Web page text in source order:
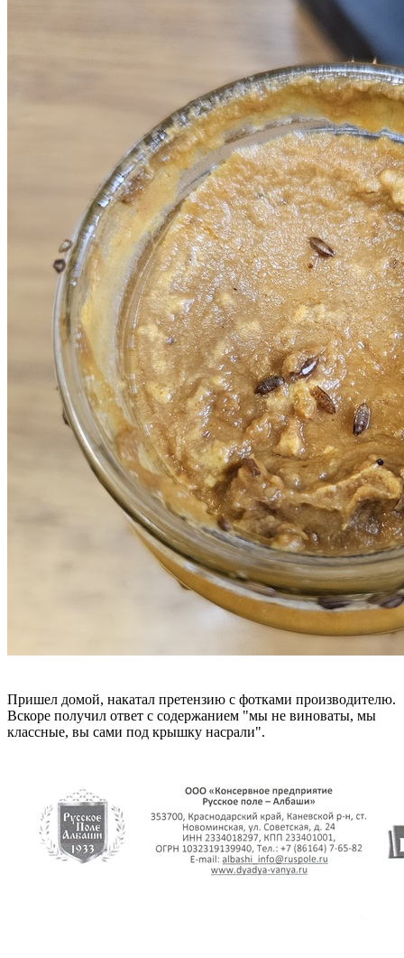
Пришел домой, накатал претензию с фотками производителю.
Вскоре получил ответ с содержанием "мы не виноваты, мы
классные, вы сами под крышку насрали".